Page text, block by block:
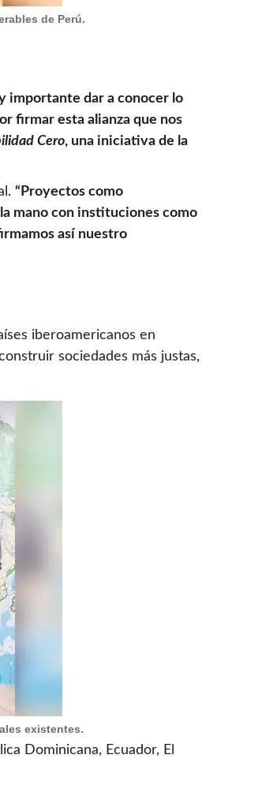
de Perú.
importante dar a conocer lo
firmar esta alianza que nos
Cero, una iniciativa de la
“Proyectos como
mano con instituciones como
así nuestro
iberoamericanos en
sociedades más justas,
existentes.
Dominicana, Ecuador, El